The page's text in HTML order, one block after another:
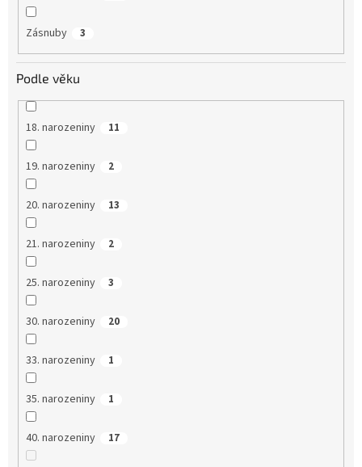
Zásnuby 3
Podle věku
18. narozeniny 11
19. narozeniny 2
20. narozeniny 13
21. narozeniny 2
25. narozeniny 3
30. narozeniny 20
33. narozeniny 1
35. narozeniny 1
40. narozeniny 17